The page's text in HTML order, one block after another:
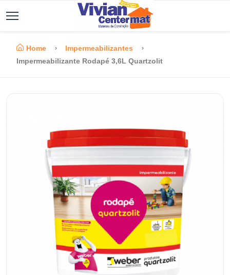
Home
Impermeabilizantes
Impermeabilizante Rodapé 3,6L Quartzolit